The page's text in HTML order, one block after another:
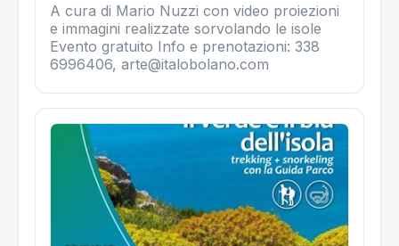
A cura di Mario Nuzzi con video proiezioni
e immagini realizzate sorvolando le isole
Evento gratuito Info e prenotazioni: 338
6996406, arte@italobolano.com